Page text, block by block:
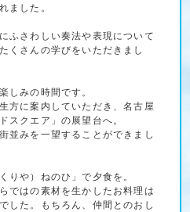
ました。
ふさわしい奏法や表現について
くさんの学びをいただきまし
しみの時間です。
方に案内していただき、名古屋
スクエア」の展望台へ。
並みを一望することができまし
りや）ねのひ」で夕食を。
ではの素材を生かしたお料理は
した。もちろん、仲間とのおし